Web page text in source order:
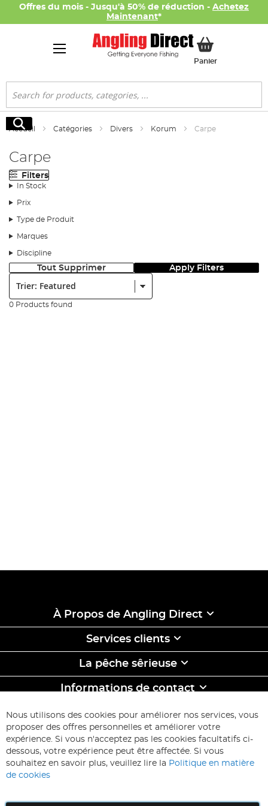
Offres du mois - Jusqu'à 50% de réduction - Achetez
Maintenant*
PanierMon panier
Rechercher
Rechercher
Accueil Catégories Divers Korum Carpe
Carpe
Filters
In Stock
Prix
Type de Produit
Marques
Discipline
Tout Supprimer Apply Filters
0 Products found
À Propos de Angling Direct
Services clients
La pêche sêrieuse
Informations de contact
ABONNEZ-VOUS & ECONOMISEZ
Inscription
à
d’information
:
Inscription
Nous utilisons des cookies pour améliorer nos services, vous
proposer des offres personnelles et améliorer votre
expérience. Si vous n'acceptez pas les cookies facultatifs ci-
dessous, votre expérience peut être affectée. Si vous
souhaitez en savoir plus, veuillez lire la Politique en matière
de cookies